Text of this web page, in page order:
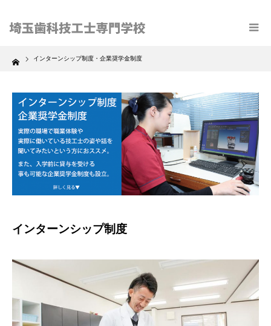
Home インターンシップ制度・企業奨学金制度
インターンシップ制度